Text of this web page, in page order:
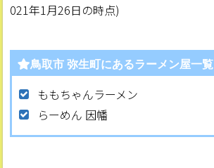
021年1月26日の時点)
鳥取市 弥生町にあるラーメン屋一覧
ももちゃんラーメン
らーめん 因幡